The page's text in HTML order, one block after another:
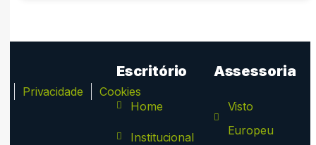
Privacidade Cookies
Escritório
Home
Institucional
Assessoria
Visto
Europeu